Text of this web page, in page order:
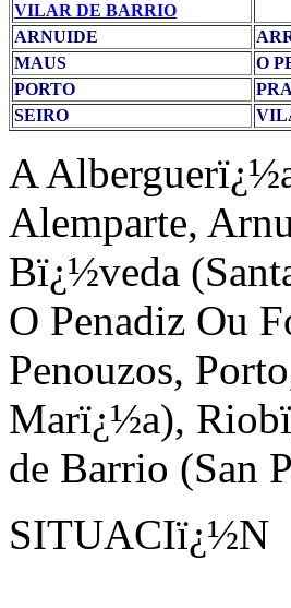
VILAR DE BARRIO
ARNUIDE
MAUS
O
PORTO
SEIRO
A
Alemparte,
Bï¿½veda
O Penadiz Ou
Penouzos,
Marï¿½a),
de Barrio (San
SITUACIï¿½N